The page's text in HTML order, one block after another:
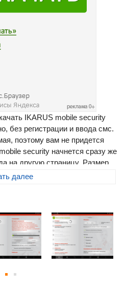
IKARUS mobile security
без регистрации и ввода смс.
поэтому вам не придется
security начнется сразу же
на другую страницу. Размер
Мб
приложениях и при
Этот инструмент имеет
безопасности как
далее